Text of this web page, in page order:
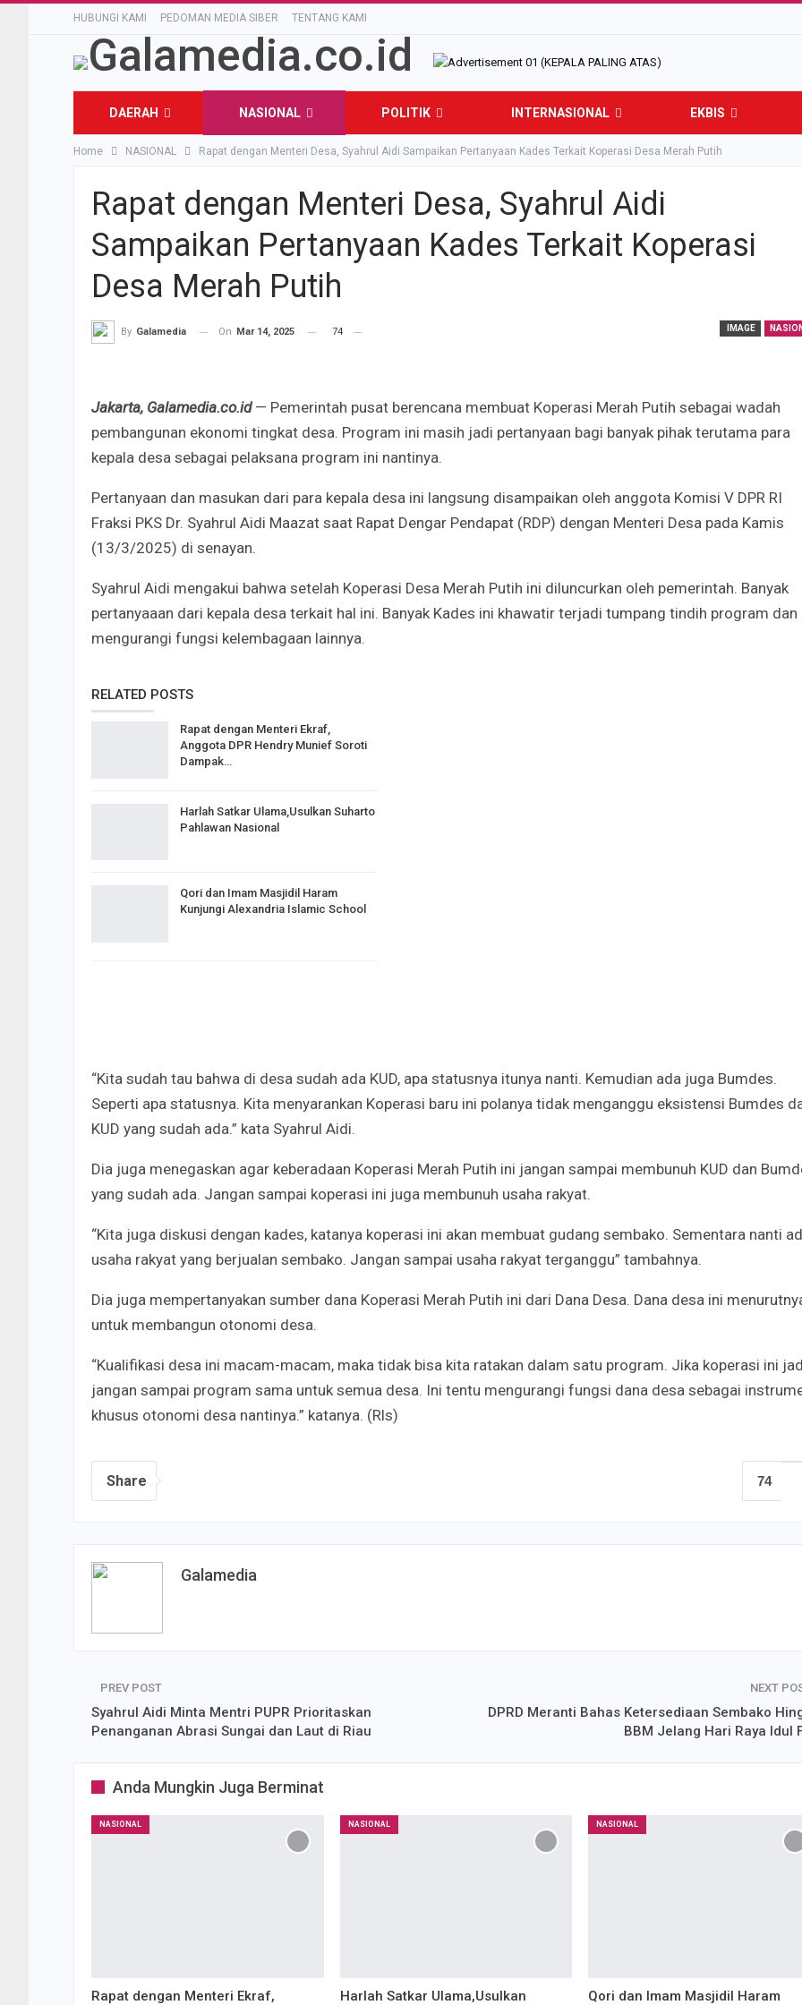
HUBUNGI KAMI PEDOMAN MEDIA SIBER TENTANG KAMI
DAERAH NASIONAL POLITIK INTERNASIONAL EKBIS
OLAHRAGA
Home NASIONAL Rapat dengan Menteri Desa, Syahrul Aidi Sampaikan Pertanyaan Kades Terkait Koperasi Desa Merah Putih
Rapat dengan Menteri Desa, Syahrul Aidi
Sampaikan Pertanyaan Kades Terkait Koperasi
Desa Merah Putih
IMAGE
By Galamedia On Mar 14, 2025 74
Jakarta, Galamedia.co.id — Pemerintah pusat berencana membuat Koperasi Merah Putih sebagai wadah
pembangunan ekonomi tingkat desa. Program ini masih jadi pertanyaan bagi banyak pihak terutama para
kepala desa sebagai pelaksana program ini nantinya.
Pertanyaan dan masukan dari para kepala desa ini langsung disampaikan oleh anggota Komisi V DPR RI
Fraksi PKS Dr. Syahrul Aidi Maazat saat Rapat Dengar Pendapat (RDP) dengan Menteri Desa pada Kamis
(13/3/2025) di senayan.
Syahrul Aidi mengakui bahwa setelah Koperasi Desa Merah Putih ini diluncurkan oleh pemerintah. Banyak
pertanyaaan dari kepala desa terkait hal ini. Banyak Kades ini khawatir terjadi tumpang tindih program dan
mengurangi fungsi kelembagaan lainnya.
RELATED POSTS
Rapat dengan Menteri Ekraf,
Anggota DPR Hendry Munief Soroti
Dampak…
Harlah Satkar Ulama,Usulkan Suharto
Pahlawan Nasional
Qori dan Imam Masjidil Haram
Kunjungi Alexandria Islamic School
“Kita sudah tau bahwa di desa sudah ada KUD, apa statusnya itunya nanti. Kemudian ada juga Bumdes.
Seperti apa statusnya. Kita menyarankan Koperasi baru ini polanya tidak menganggu eksistensi Bumdes
KUD yang sudah ada.” kata Syahrul Aidi.
Dia juga menegaskan agar keberadaan Koperasi Merah Putih ini jangan sampai membunuh KUD dan
yang sudah ada. Jangan sampai koperasi ini juga membunuh usaha rakyat.
“Kita juga diskusi dengan kades, katanya koperasi ini akan membuat gudang sembako. Sementara nanti
usaha rakyat yang berjualan sembako. Jangan sampai usaha rakyat terganggu” tambahnya.
Dia juga mempertanyakan sumber dana Koperasi Merah Putih ini dari Dana Desa. Dana desa ini
untuk membangun otonomi desa.
“Kualifikasi desa ini macam-macam, maka tidak bisa kita ratakan dalam satu program. Jika koperasi ini
jangan sampai program sama untuk semua desa. Ini tentu mengurangi fungsi dana desa sebagai
khusus otonomi desa nantinya.” katanya. (Rls)
74
Share
Galamedia
PREV POST
Syahrul Aidi Minta Mentri PUPR Prioritaskan
Penanganan Abrasi Sungai dan Laut di Riau
NEXT
DPRD Meranti Bahas Ketersediaan Sembako
BBM Jelang Hari Raya Idul
Anda Mungkin Juga Berminat
NASIONAL
Rapat dengan Menteri Ekraf,
NASIONAL
Harlah Satkar Ulama,Usulkan
NASIONAL
Qori dan Imam Masjidil Haram